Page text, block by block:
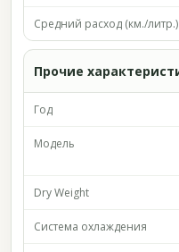
Средний расход (км./литр.)
Прочие
Год
Модель
Dry Weight
Система охлаждения